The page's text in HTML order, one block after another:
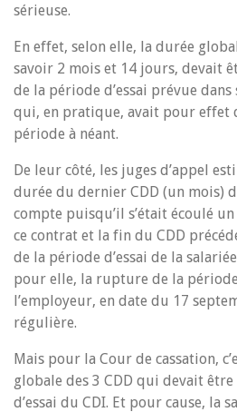
sérieuse.
En effet, selon elle, la durée
savoir 2 mois et 14 jours, devait
de la période d’essai prévue dans
qui, en pratique, avait pour effet
période à néant.
De leur côté, les juges d’appel
durée du dernier CDD (un mois)
compte puisqu’il s’était écoulé
ce contrat et la fin du CDD
de la période d’essai de la
pour elle, la rupture de la période
l’employeur, en date du 17
régulière.
Mais pour la Cour de cassation,
globale des 3 CDD qui devait
d’essai du CDI. Et pour cause, la